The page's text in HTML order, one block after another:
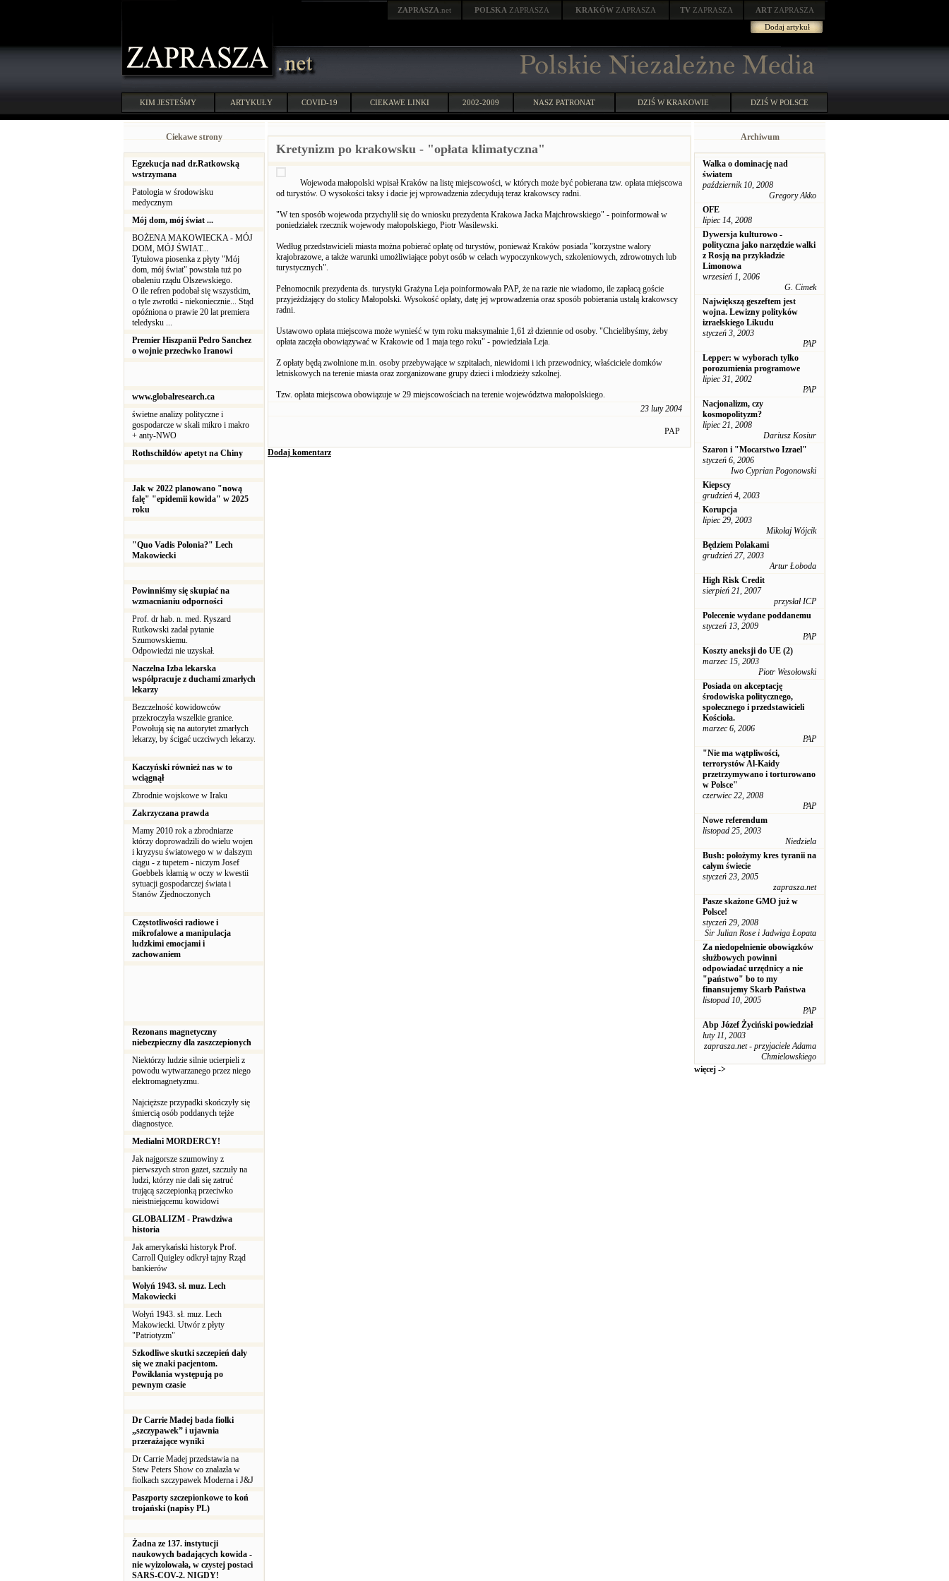
ZAPRASZA .net POLSKA ZAPRASZA KRAKÓW ZAPRASZA TV ZAPRASZA ART ZAPRASZA
Dodaj artykuł
KIM JESTEŚMY ARTYKUŁY COVID-19 CIEKAWE LINKI 2002-2009 NASZ PATRONAT DZIŚ W KRAKOWIE DZIŚ W POLSCE
Ciekawe strony
Egzekucja nad dr.Ratkowską
wstrzymana
Patologia w środowisku
medycznym
Mój dom, mój świat ...
BOŻENA MAKOWIECKA - MÓJ
DOM, MÓJ ŚWIAT...
Tytułowa piosenka z płyty "Mój
dom, mój świat" powstała tuż po
obaleniu rządu Olszewskiego.
O ile refren podobał się wszystkim,
o tyle zwrotki - niekoniecznie... Stąd
opóźniona o prawie 20 lat premiera
teledysku ...
Premier Hiszpanii Pedro Sanchez
o wojnie przeciwko Iranowi
www.globalresearch.ca
świetne analizy polityczne i
gospodarcze w skali mikro i makro
+ anty-NWO
Rothschildów apetyt na Chiny
Jak w 2022 planowano "nową
falę" "epidemii kowida" w 2025
roku
"Quo Vadis Polonia?" Lech
Makowiecki
Powinniśmy się skupiać na
wzmacnianiu odporności
Prof. dr hab. n. med. Ryszard
Rutkowski zadał pytanie
Szumowskiemu.
Odpowiedzi nie uzyskał.
Naczelna Izba lekarska
współpracuje z duchami zmarłych
lekarzy
Bezczelność kowidowców
przekroczyła wszelkie granice.
Powołują się na autorytet zmarłych
lekarzy, by ścigać uczciwych lekarzy.
Kaczyński również nas w to
wciągnął
Zbrodnie wojskowe w Iraku
Zakrzyczana prawda
Mamy 2010 rok a zbrodniarze
którzy doprowadzili do wielu wojen
i kryzysu światowego w w dalszym
ciągu - z tupetem - niczym Josef
Goebbels kłamią w oczy w kwestii
sytuacji gospodarczej świata i
Stanów Zjednoczonych
Częstotliwości radiowe i
mikrofalowe a manipulacja
ludzkimi emocjami i
zachowaniem
Rezonans magnetyczny
niebezpieczny dla zaszczepionych
Niektórzy ludzie silnie ucierpieli z
powodu wytwarzanego przez niego
elektromagnetyzmu.
Najcięższe przypadki skończyły się
śmiercią osób poddanych tejże
diagnostyce.
Medialni MORDERCY!
Jak najgorsze szumowiny z
pierwszych stron gazet, szczuły na
ludzi, którzy nie dali się zatruć
trującą szczepionką przeciwko
nieistniejącemu kowidowi
GLOBALIZM - Prawdziwa
historia
Jak amerykański historyk Prof.
Carroll Quigley odkrył tajny Rząd
bankierów
Wołyń 1943. sł. muz. Lech
Makowiecki
Wołyń 1943. sł. muz. Lech
Makowiecki. Utwór z płyty
"Patriotyzm"
Szkodliwe skutki szczepień dały
się we znaki pacjentom.
Powikłania występują po
pewnym czasie
Dr Carrie Madej bada fiolki
„szczypawek” i ujawnia
przerażające wyniki
Dr Carrie Madej przedstawia na
Stew Peters Show co znalazła w
fiolkach szczypawek Moderna i J&J
Paszporty szczepionkowe to koń
trojański (napisy PL)
Żadna ze 137. instytucji
naukowych badających kowida -
nie wyizolowała, w czystej postaci
SARS-COV-2. NIGDY!
Kretynizm po krakowsku - "opłata klimatyczna"
Wojewoda małopolski wpisał Kraków na listę miejscowości, w których może być pobierana tzw. opłata miejscowa
od turystów. O wysokości taksy i dacie jej wprowadzenia zdecydują teraz krakowscy radni.
"W ten sposób wojewoda przychylił się do wniosku prezydenta Krakowa Jacka Majchrowskiego" - poinformował w
poniedziałek rzecznik wojewody małopolskiego, Piotr Wasilewski.
Według przedstawicieli miasta można pobierać opłatę od turystów, ponieważ Kraków posiada "korzystne walory
krajobrazowe, a także warunki umożliwiające pobyt osób w celach wypoczynkowych, szkoleniowych, zdrowotnych lub
turystycznych".
Pełnomocnik prezydenta ds. turystyki Grażyna Leja poinformowała PAP, że na razie nie wiadomo, ile zapłacą goście
przyjeżdżający do stolicy Małopolski. Wysokość opłaty, datę jej wprowadzenia oraz sposób pobierania ustalą krakowscy
radni.
Ustawowo opłata miejscowa może wynieść w tym roku maksymalnie 1,61 zł dziennie od osoby. "Chcielibyśmy, żeby
opłata zaczęła obowiązywać w Krakowie od 1 maja tego roku" - powiedziała Leja.
Z opłaty będą zwolnione m.in. osoby przebywające w szpitalach, niewidomi i ich przewodnicy, właściciele domków
letniskowych na terenie miasta oraz zorganizowane grupy dzieci i młodzieży szkolnej.
Tzw. opłata miejscowa obowiązuje w 29 miejscowościach na terenie województwa małopolskiego.
23 luty 2004
PAP
Dodaj komentarz
Archiwum
Walka o dominację nad
światem
październik 10, 2008
Gregory Akko
OFE
lipiec 14, 2008
Dywersja kulturowo -
polityczna jako narzędzie walki
z Rosją na przykładzie
Limonowa
wrzesień 1, 2006
G. Cimek
Największą geszeftem jest
wojna. Lewizny polityków
izraelskiego Likudu
styczeń 3, 2003
PAP
Lepper: w wyborach tylko
porozumienia programowe
lipiec 31, 2002
PAP
Nacjonalizm, czy
kosmopolityzm?
lipiec 21, 2008
Dariusz Kosiur
Szaron i "Mocarstwo Izrael"
styczeń 6, 2006
Iwo Cyprian Pogonowski
Kiepscy
grudzień 4, 2003
Korupcja
lipiec 29, 2003
Mikołaj Wójcik
Będziem Polakami
grudzień 27, 2003
Artur Łoboda
High Risk Credit
sierpień 21, 2007
przysłał ICP
Polecenie wydane poddanemu
styczeń 13, 2009
PAP
Koszty aneksji do UE (2)
marzec 15, 2003
Piotr Wesołowski
Posiada on akceptację
środowiska politycznego,
społecznego i przedstawicieli
Kościoła.
marzec 6, 2006
PAP
"Nie ma wątpliwości,
terrorystów Al-Kaidy
przetrzymywano i torturowano
w Polsce"
czerwiec 22, 2008
PAP
Nowe referendum
listopad 25, 2003
Niedziela
Bush: położymy kres tyranii na
całym świecie
styczeń 23, 2005
zaprasza.net
Pasze skażone GMO już w
Polsce!
styczeń 29, 2008
Sir Julian Rose i Jadwiga Łopata
Za niedopełnienie obowiązków
służbowych powinni
odpowiadać urzędnicy a nie
"państwo" bo to my
finansujemy Skarb Państwa
listopad 10, 2005
PAP
Abp Józef Życiński powiedział
luty 11, 2003
zaprasza.net - przyjaciele Adama
Chmielowskiego
więcej ->